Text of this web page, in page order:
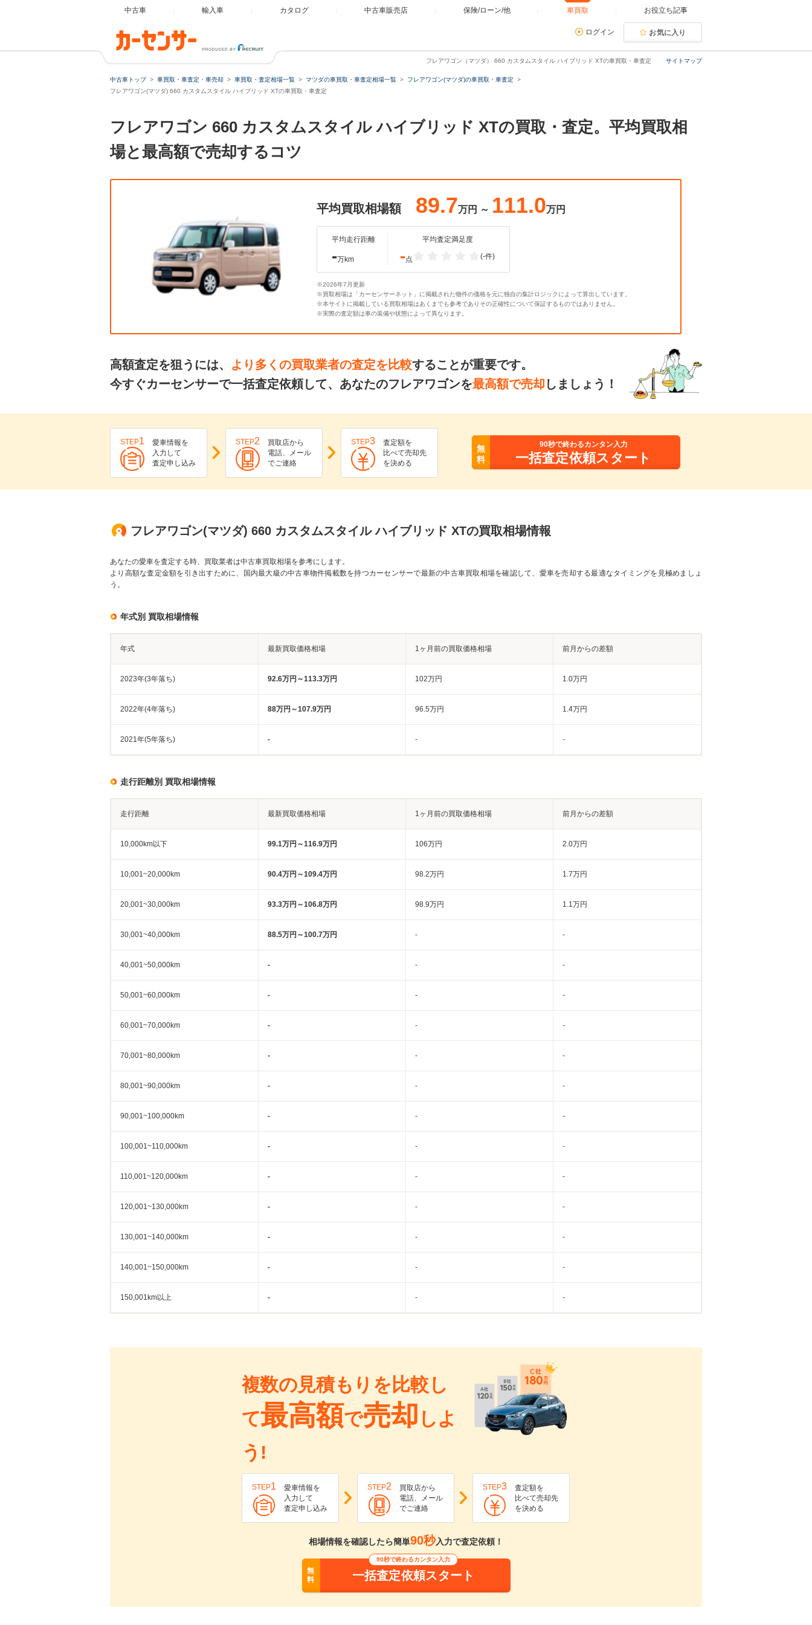
中古車 輸入車 カタログ 中古車販売店 保険/ローン/他 車買取 お役立ち記事
ログイン お気に入り
サイトマップ
フレアワゴン（マツダ） 660 カスタムスタイル ハイブリッド XTの車買取・車査定
中古車トップ 車買取・車査定・車売却 車買取・査定相場一覧 マツダの車買取・車査定相場一覧
フレアワゴン(マツダ)の車買取・車査定
フレアワゴン(マツダ) 660 カスタムスタイル ハイブリッド XTの車買取・車査定
フレアワゴン 660 カスタムスタイル ハイブリッド XTの買取・査定。平均買取相
場と最高額で売却するコツ
平均買取相場額 89.7万円 ～ 111.0万円
平均走行距離
-万km
平均査定満足度
-点 (-件)
※2026年7月更新
※買取相場は「カーセンサーネット」に掲載された物件の価格を元に独自の集計ロジックによって算出しています。
※本サイトに掲載している買取相場はあくまでも参考でありその正確性について保証するものではありません。
※実際の査定額は車の装備や状態によって異なります。
高額査定を狙うには、 より多くの買取業者の査定を比較することが重要です。
今すぐカーセンサーで一括査定依頼して、あなたのフレアワゴンを最高額で売却 しましょう！
STEP1
愛車情報を
入力して
査定申し込み
STEP2
買取店から
電話、メール
でご連絡
STEP3
査定額を
比べて売却先
を決める
無
料
90秒で終わるカンタン入力
一括査定依頼スタート
フレアワゴン(マツダ) 660 カスタムスタイル ハイブリッド XTの買取相場情報
あなたの愛車を査定する時、買取業者は中古車買取相場を参考にします。
より高額な査定金額を引き出すために、国内最大級の中古車物件掲載数を持つカーセンサーで最新の中古車買取相場を確認して、愛車を売却する最適なタイミングを見極めましょ
う。
年式別 買取相場情報
年式 最新買取価格相場 1ヶ月前の買取価格相場 前月からの差額
2023年(3年落ち) 92.6万円～113.3万円 102万円 1.0万円
2022年(4年落ち) 88万円～107.9万円 96.5万円 1.4万円
2021年(5年落ち) - - -
走行距離別 買取相場情報
走行距離 最新買取価格相場 1ヶ月前の買取価格相場 前月からの差額
10,000km以下 99.1万円～116.9万円 106万円 2.0万円
10,001~20,000km 90.4万円～109.4万円 98.2万円 1.7万円
20,001~30,000km 93.3万円～106.8万円 98.9万円 1.1万円
30,001~40,000km 88.5万円～100.7万円 - -
40,001~50,000km - - -
50,001~60,000km - - -
60,001~70,000km - - -
70,001~80,000km - - -
80,001~90,000km - - -
90,001~100,000km - - -
100,001~110,000km - - -
110,001~120,000km - - -
120,001~130,000km - - -
130,001~140,000km - - -
140,001~150,000km - - -
150,001km以上 - - -
複数の見積もりを比較し
て最高額で売却 しよ
う!
STEP1
愛車情報を
入力して
査定申し込み
STEP2
買取店から
電話、メール
でご連絡
STEP3
査定額を
比べて売却先
を決める
相場情報を確認したら簡単90秒入力で査定依頼！
無
料
90秒で終わるカンタン入力
一括査定依頼スタート